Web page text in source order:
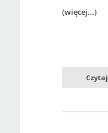
(więcej…)
Czytaj